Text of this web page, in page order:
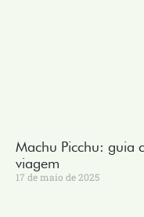
Machu Picchu: guia
viagem
17 de maio de 2025